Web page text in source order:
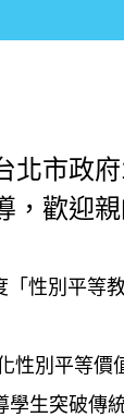
北市政
，歡迎
「性別平等
性別平等價
學生突破傳